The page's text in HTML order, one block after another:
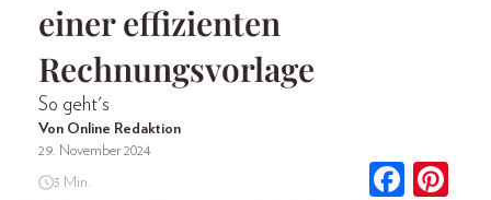
einer effizienten
Rechnungsvorlage
So geht's
Von Online Redaktion
29. November 2024
3 Min.